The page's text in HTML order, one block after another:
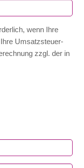
wenn Ihre
Umsatzsteuer-
zzgl. der in